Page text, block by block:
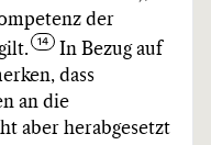
der
In Bezug auf
dass
an die
aber herabgesetzt